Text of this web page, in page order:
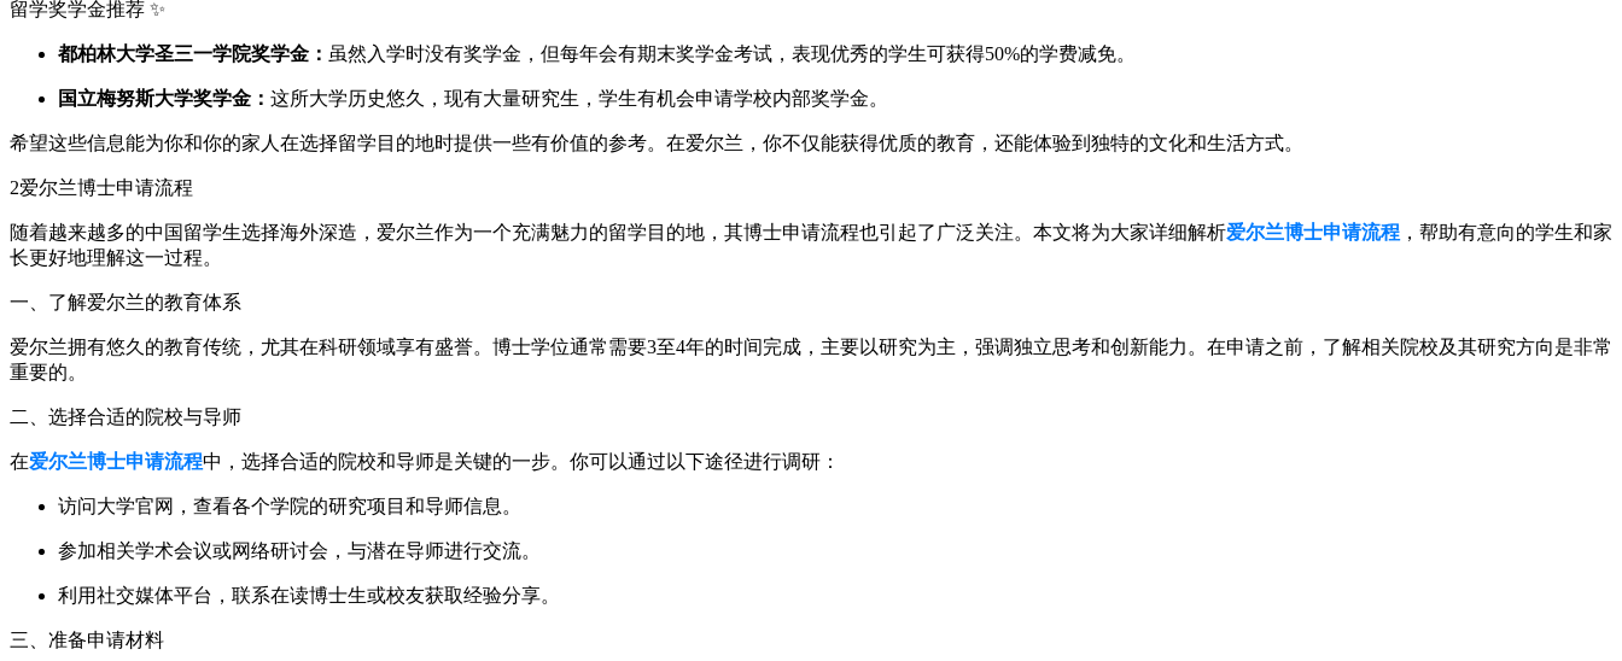
留学奖学金推荐 ✨
都柏林大学圣三一学院奖学金： 虽然入学时没有奖学金，但每年会有期末奖学金考试，表现优秀的学生可获得50%的学费减免。
国立梅努斯大学奖学金： 这所大学历史悠久，现有大量研究生，学生有机会申请学校内部奖学金。
希望这些信息能为你和你的家人在选择留学目的地时提供一些有价值的参考。在爱尔兰，你不仅能获得优质的教育，还能体验到独特的文化和生活方式。
2爱尔兰博士申请流程
随着越来越多的中国留学生选择海外深造，爱尔兰作为一个充满魅力的留学目的地，其博士申请流程也引起了广泛关注。本文将为大家详细解析爱尔兰博士申请流程 ，帮助有意向的学生和家
长更好地理解这一过程。
一、了解爱尔兰的教育体系
爱尔兰拥有悠久的教育传统，尤其在科研领域享有盛誉。博士学位通常需要3至4年的时间完成，主要以研究为主，强调独立思考和创新能力。在申请之前，了解相关院校及其研究方向是非常
重要的。
二、选择合适的院校与导师
在爱尔兰博士申请流程中，选择合适的院校和导师是关键的一步。你可以通过以下途径进行调研：
访问大学官网，查看各个学院的研究项目和导师信息。
参加相关学术会议或网络研讨会，与潜在导师进行交流。
利用社交媒体平台，联系在读博士生或校友获取经验分享。
三、准备申请材料